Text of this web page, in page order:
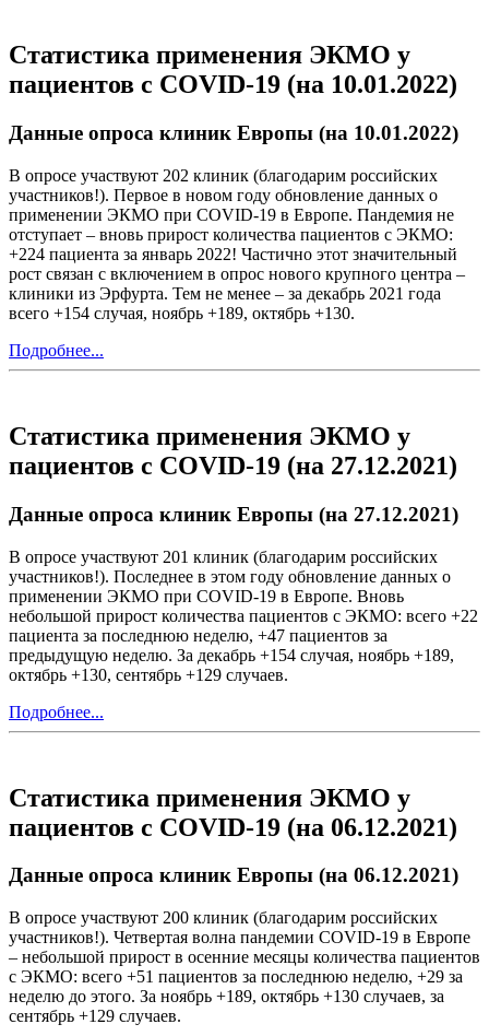
Статистика применения ЭКМО у
пациентов с COVID-19 (на 10.01.2022)
Данные опроса клиник Европы (на 10.01.2022)
В опросе участвуют 202 клиник (благодарим российских
участников!). Первое в новом году обновление данных о
применении ЭКМО при COVID-19 в Европе. Пандемия не
отступает – вновь прирост количества пациентов с ЭКМО:
+224 пациента за январь 2022! Частично этот значительный
рост связан с включением в опрос нового крупного центра –
клиники из Эрфурта. Тем не менее – за декабрь 2021 года
всего +154 случая, ноябрь +189, октябрь +130.
Подробнее...
Статистика применения ЭКМО у
пациентов с COVID-19 (на 27.12.2021)
Данные опроса клиник Европы (на 27.12.2021)
В опросе участвуют 201 клиник (благодарим российских
участников!). Последнее в этом году обновление данных о
применении ЭКМО при COVID-19 в Европе. Вновь
небольшой прирост количества пациентов с ЭКМО: всего +22
пациента за последнюю неделю, +47 пациентов за
предыдущую неделю. За декабрь +154 случая, ноябрь +189,
октябрь +130, сентябрь +129 случаев.
Подробнее...
Статистика применения ЭКМО у
пациентов с COVID-19 (на 06.12.2021)
Данные опроса клиник Европы (на 06.12.2021)
В опросе участвуют 200 клиник (благодарим российских
участников!). Четвертая волна пандемии COVID-19 в Европе
– небольшой прирост в осенние месяцы количества пациентов
с ЭКМО: всего +51 пациентов за последнюю неделю, +29 за
неделю до этого. За ноябрь +189, октябрь +130 случаев, за
сентябрь +129 случаев.